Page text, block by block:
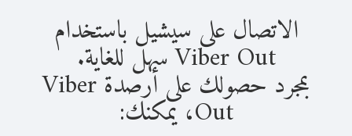
الاتصال على سيشيل باستخدام
Viber Out سهل للغاية.
بمجرد حصولك على أرصدة Viber
Out، يمكنك: